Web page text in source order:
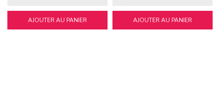
AJOUTER AU PANIER AJOUTER AU PANIER